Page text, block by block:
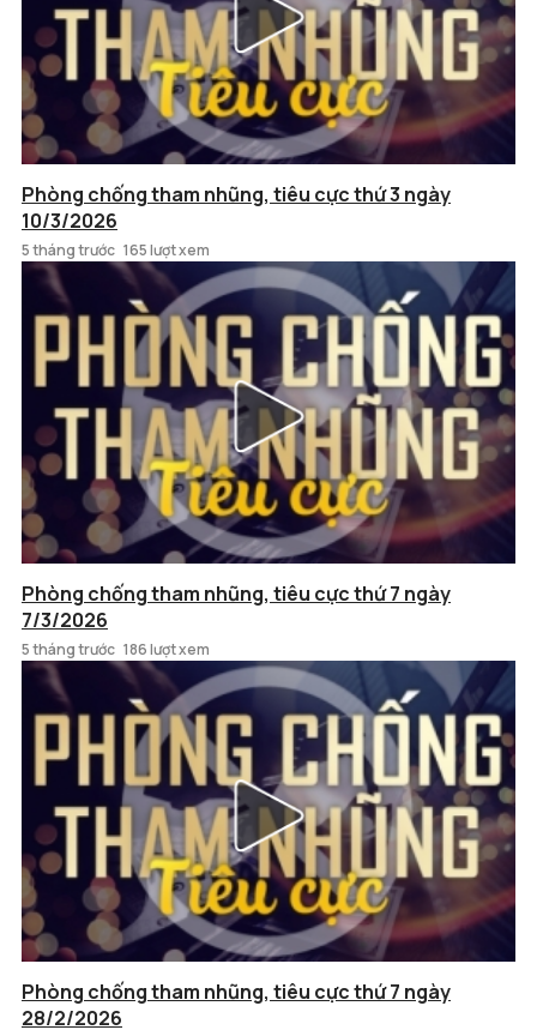
Phòng chống tham nhũng, tiêu cực thứ 3 ngày
10/3/2026
5 tháng trước 165 lượt xem
Phòng chống tham nhũng, tiêu cực thứ 7 ngày
7/3/2026
5 tháng trước 186 lượt xem
Phòng chống tham nhũng, tiêu cực thứ 7 ngày
28/2/2026